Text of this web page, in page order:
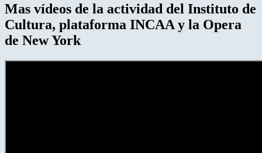
Mas vídeos de la actividad del Instituto de
Cultura, plataforma INCAA y la Opera
de New York